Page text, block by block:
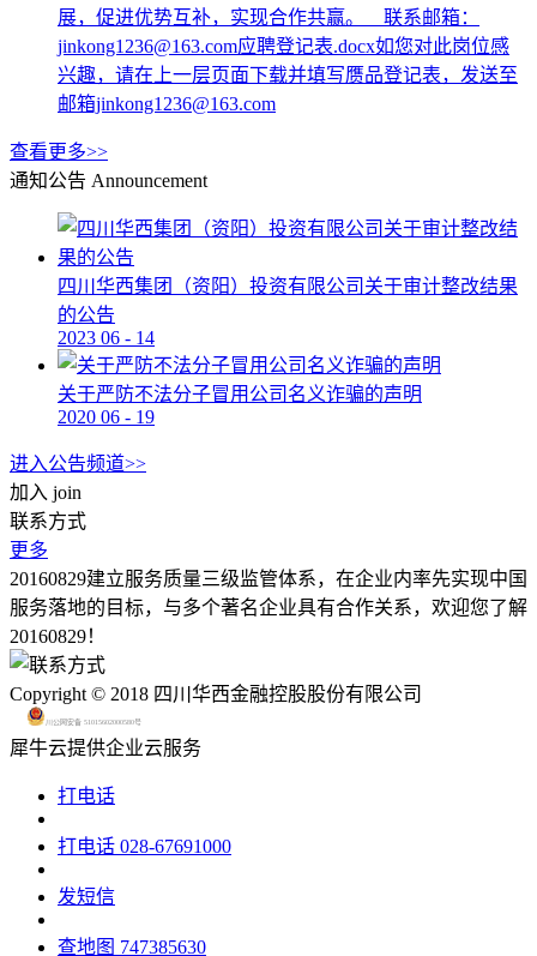
展，促进优势互补，实现合作共赢。 联系邮箱：
jinkong1236@163.com应聘登记表.docx如您对此岗位感
兴趣，请在上一层页面下载并填写赝品登记表，发送至
邮箱jinkong1236@163.com
查看更多>>
通知公告 Announcement
四川华西集团（资阳）投资有限公司关于审计整改结果
的公告
2023 06 - 14
关于严防不法分子冒用公司名义诈骗的声明
2020 06 - 19
进入公告频道>>
加入 join
联系方式
更多
20160829建立服务质量三级监管体系，在企业内率先实现中国
服务落地的目标，与多个著名企业具有合作关系，欢迎您了解
20160829！
Copyright © 2018 四川华西金融控股股份有限公司
川公网安备 51015602000580号
犀牛云提供企业云服务
打电话
打电话 028-67691000
发短信
查地图 747385630